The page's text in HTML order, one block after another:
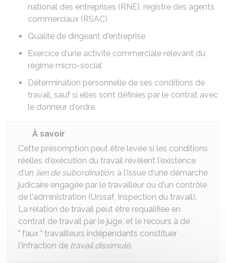
national des entreprises (RNE), registre des agents
commerciaux (RSAC)
Qualité de dirigeant d'entreprise
Exercice d'une activité commerciale relevant du
régime micro-social
Détermination personnelle de ses conditions de
travail, sauf si elles sont définies par le contrat avec
le donneur d'ordre.
À savoir
Cette présomption peut être levée si les conditions
réelles d'exécution du travail révèlent l'existence
d'un lien de subordination, à l'issue d'une démarche
judicaire engagée par le travailleur ou d'un contrôle
de l'administration (Urssaf, Inspection du travail).
La relation de travail peut être requalifiée en
contrat de travail par le juge, et le recours à de
" faux " travailleurs indépendants constituer
l'infraction de travail dissimulé.